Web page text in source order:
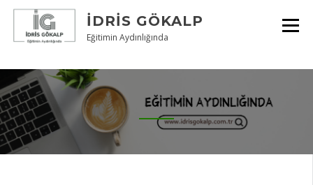
Skip
content
İDRIS GÖKALP
Eğitimin Aydınlığında